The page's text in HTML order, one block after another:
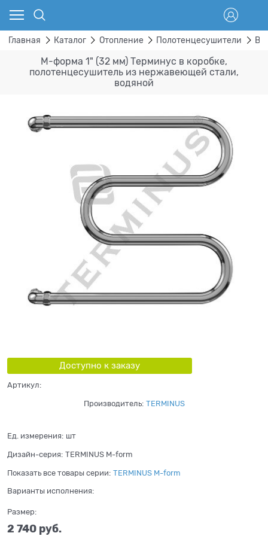
Главная Каталог Отопление Полотенцесушители
М-форма 1" (32 мм) Терминус в коробке,
полотенцесушитель из нержавеющей стали,
водяной
Доступно к заказу
Артикул:
Производитель: TERMINUS
Ед. измерения: шт
Дизайн-серия: TERMINUS M-form
Показать все товары серии: TERMINUS M-form
Варианты исполнения:
Размер:
2 740 руб.